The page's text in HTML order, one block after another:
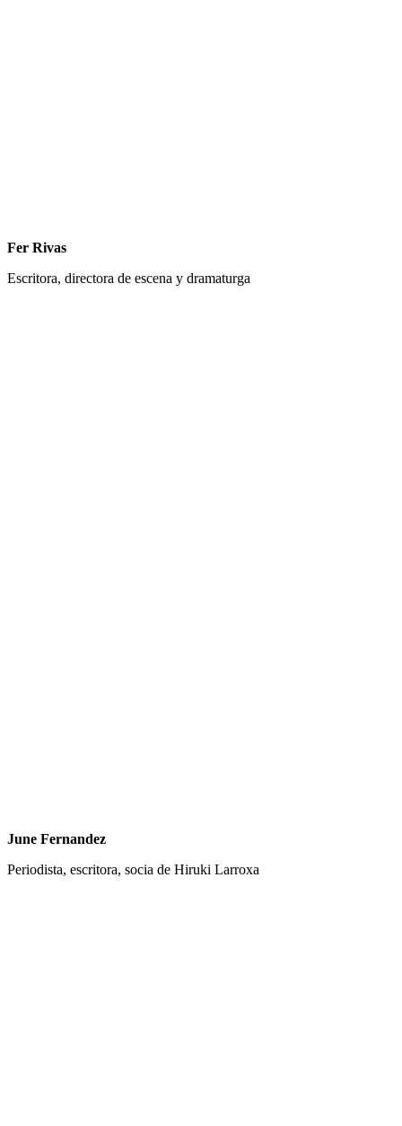
Fer Rivas
Escritora, directora de escena y dramaturga
June Fernandez
Periodista, escritora, socia de Hiruki Larroxa